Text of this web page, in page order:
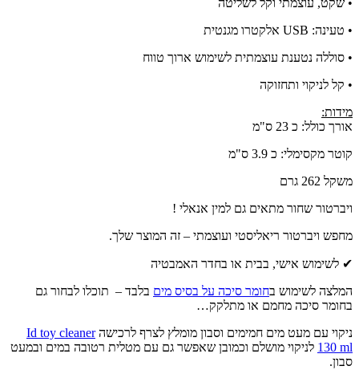
• שקט, עוצמתי וקל לשליטה
• טעינה: USB אלקטרו מגנטית
• סוללה נטענת עוצמתית לשימוש ארוך טווח
• קל לניקוי ותחזוקה
מידות:
אורך כולל: כ 23 ס"מ
קוטר מקסימלי: כ 3.9 ס"מ
משקל 262 גרם
ויברטור שחור מתאים גם למין אנאלי !
מחפש ויברטור ריאליסטי ועוצמתי – זה המוצר שלך.
✔ לשימוש אישי, בבית או בחדר האמבטיה
המלצה לשימוש בחומר סיכה על בסיס מים בלבד – תוכלו לבחור גם
בחומר סיכה מחמם או מתלקק…
ניקוי עם מעט מים חמימים וסבון מומלץ לצרף לרכישהId toy cleaner
130 ml לניקוי מושלם וכמובן שאפשר גם עם מטלית רטובה במים ובמעט
סבון.